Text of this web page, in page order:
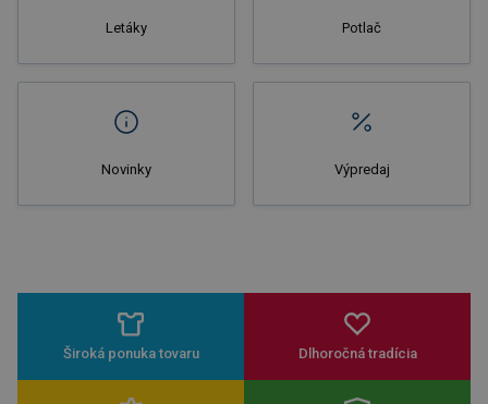
Letáky Potlač
Novinky Výpredaj
Široká ponuka tovaru Dlhoročná tradícia